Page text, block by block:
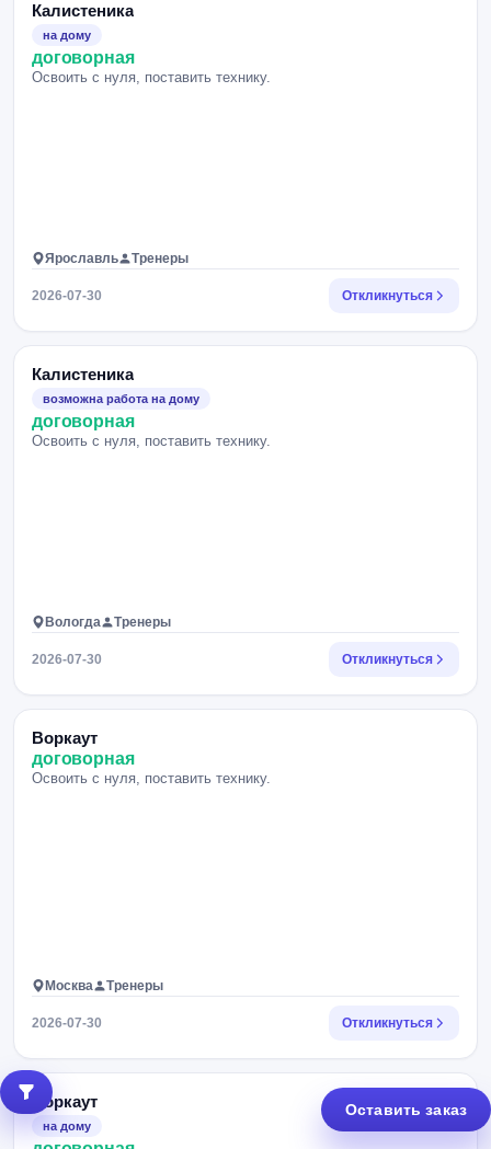
Калистеника
на дому
договорная
Освоить с нуля, поставить технику.
Ярославль Тренеры
2026-07-30 Откликнуться
Калистеника
возможна работа на дому
договорная
Освоить с нуля, поставить технику.
Вологда Тренеры
2026-07-30 Откликнуться
Воркаут
договорная
Освоить с нуля, поставить технику.
Москва Тренеры
2026-07-30 Откликнуться
Воркаут
на дому
Оставить заказ